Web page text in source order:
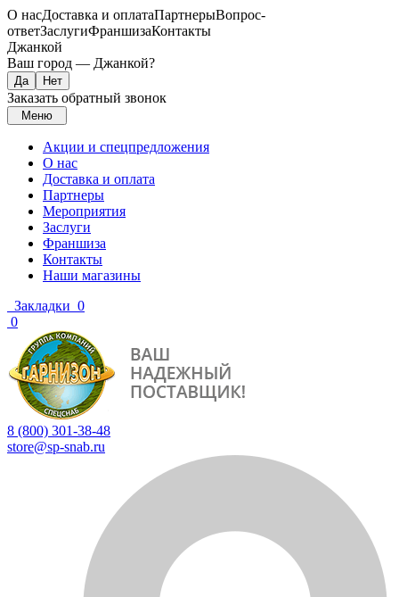
О насДоставка и оплатаПартнерыВопрос-
ответЗаслугиФраншизаКонтакты
Джанкой
Ваш город — Джанкой?
Заказать обратный звонок
Меню
Акции и спецпредложения
О нас
Доставка и оплата
Партнеры
Мероприятия
Заслуги
Франшиза
Контакты
Наши магазины
Закладки 0
0
8 (800) 301-38-48
store@sp-snab.ru